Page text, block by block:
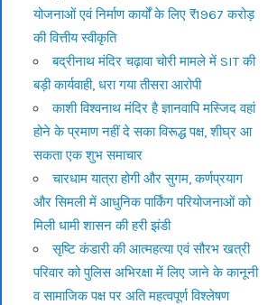
योजनाओं एवं निर्माण कार्यों के लिए ₹1967 करोड़
की वित्तीय स्वीकृति
बद्रीनाथ मंदिर चढ़ावा चोरी मामले में SIT की
बड़ी कार्यवाही, धरा गया तीसरा आरोपी
काशी विश्वनाथ मंदिर है ज्ञानवापि मस्जिद वहां
होने के प्रमाण नहीं दे सका विरूद्ध पक्ष, शीघ्र आ
सकता एक शुभ समाचार
चारधाम यात्रा होगी और सुगम, कर्णप्रयाग
और सिमली में आधुनिक पार्किंग परियोजनाओं को
मिली धामी शासन की हरी झंडी
सृष्टि कंडारी की आत्महत्या एवं सौरभ खत्री
परिवार को पुलिस अभिरक्षा में लिए जाने के कानूनी
व सामाजिक पक्ष पर अति महत्वपूर्ण विश्लेषण